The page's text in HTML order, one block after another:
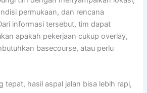
permukaan, dan rencana
informasi tersebut, tim dapat
apakah pekerjaan cukup overlay,
basecourse, atau perlu
tepat, hasil aspal jalan bisa lebih rapi,